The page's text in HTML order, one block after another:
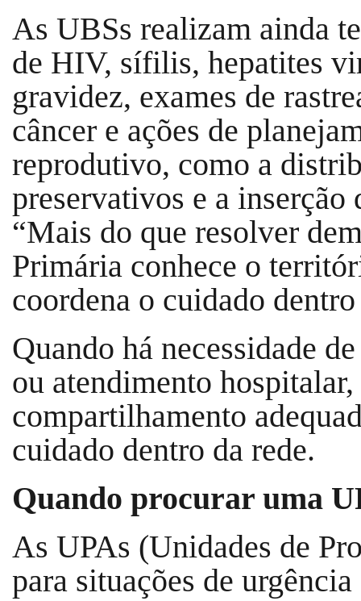
As UBSs realizam ainda
de HIV, sífilis, hepatites
gravidez, exames de
câncer e ações de
reprodutivo, como a
preservativos e a inserção
“Mais do que resolver
Primária conhece o
coordena o cuidado
Quando há necessidade
ou atendimento
compartilhamento
cuidado dentro da rede.
Quando procurar uma
As UPAs (Unidades de
para situações de